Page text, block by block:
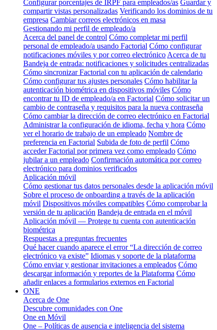
Configurar porcentajes de IRPF para empleados/as Guardar y
compartir vistas personalizadas Verificando los dominios de tu
empresa Cambiar correos electrónicos en masa
Gestionando mi perfil de empleado/a
Acerca del panel de control Cómo completar mi perfil
personal de empleado/a usando Factorial Cómo configurar
notificaciones móviles y por correo electrónico Acerca de tu
Bandeja de entrada: notificaciones y solicitudes centralizadas
Cómo sincronizar Factorial con tu aplicación de calendario
Cómo configurar tus ajustes personales Cómo habilitar la
autenticación biométrica en dispositivos móviles Cómo
encontrar tu ID de empleado/a en Factorial Cómo solicitar un
cambio de contraseña y requisitos para la nueva contraseña
Cómo cambiar la dirección de correo electrónico en Factorial
Administrar la configuración de idioma, fecha y hora Cómo
ver el horario de trabajo de un empleado Nombre de
preferencia en Factorial Subida de foto de perfil Cómo
acceder Factorial por primera vez como empleado Cómo
jubilar a un empleado Confirmación automática por correo
electrónico para dominios verificados
Aplicación móvil
Cómo gestionar tus datos personales desde la aplicación móvil
Sobre el proceso de onboarding a través de la aplicación
móvil Dispositivos móviles compatibles Cómo comprobar la
versión de tu aplicación Bandeja de entrada en el móvil
Aplicación móvil — Protege tu cuenta con autenticación
biométrica
Respuestas a preguntas frecuentes
Qué hacer cuando aparece el error “La dirección de correo
electrónico ya existe” Idiomas y soporte de la plataforma
Cómo enviar y gestionar invitaciones a empleados Cómo
descargar información y reportes de la Plataforma Cómo
añadir enlaces a formularios externos en Factorial
ONE
Acerca de One
Descubre comunidades con One
One en Móvil
One – Políticas de ausencia e inteligencia del sistema